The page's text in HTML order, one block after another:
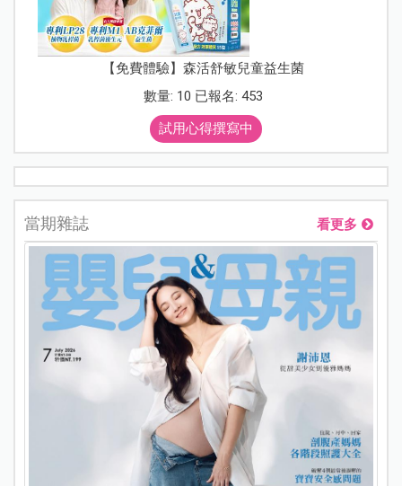
【免費體驗】森活舒敏兒童益生菌
數量: 10 已報名: 453
試用心得撰寫中
當期雜誌 看更多